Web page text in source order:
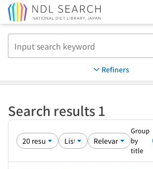
Refiners
Search results 1
Group
by
title